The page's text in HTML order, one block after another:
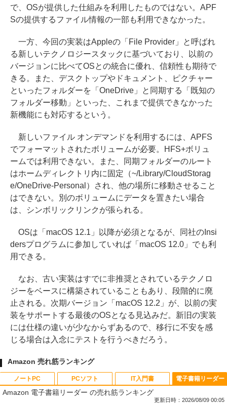
で、OSが提供した仕組みを利用したものではない。APF
Sの提供するファイル情報の一部も利用できなかった。
一方、今回の実装はAppleの「File Provider」と呼ばれ
る新しいテクノロジースタックに基づいており、以前の
バージョンに比べてOSとの統合に優れ、信頼性も期待で
きる。また、デスクトップやドキュメント、ピクチャー
といったフォルダーを「OneDrive」と同期する「既知の
フォルダー移動」といった、これまで提供できなかった
新機能にも対応するという。
新しいファイル オンデマンドを利用するには、APFS
でフォーマットされたボリュームが必要。HFS+ボリュ
ームでは利用できない。また、同期フォルダーのルート
はホームディレクトリ内に固定（~/Library/CloudStorag
e/OneDrive-Personal）され、他の場所に移動させること
はできない。別のボリュームにデータを置きたい場合
は、シンボリックリンクが張られる。
OSは「macOS 12.1」以降が必須となるが、同社のInsi
dersプログラムに参加していれば「macOS 12.0」でも利
用できる。
なお、古い実装はすでに非推奨とされているテクノロ
ジーをベースに構築されていることもあり、段階的に廃
止される。次期バージョン「macOS 12.2」が、以前の実
装をサポートする最後のOSとなる見込みだ。新旧の実装
には仕様の違いが少なからずあるので、移行に不安を感
じる場合は入念にテストを行うべきだろう。
Amazon 売れ筋ランキング
ノートPC PCソフト IT入門書 電子書籍リーダー
Amazon 電子書籍リーダー の売れ筋ランキング
更新日時：2026/08/09 00:05